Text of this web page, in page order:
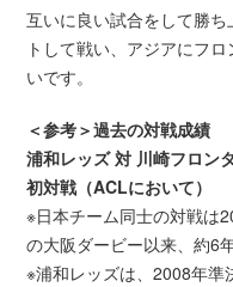
互いに良い試合をして勝
トして戦い、アジアにフ
いです。
＜参考＞過去の対戦成績
浦和レッズ 対 川崎フロン
初対戦（ACLにおいて）
※日本チーム同士の対戦は
の大阪ダービー以来、約6
※浦和レッズは、2008年準